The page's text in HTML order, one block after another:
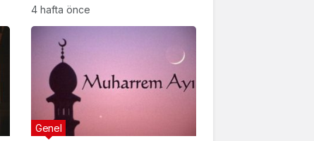
bazıları:
4 hafta önce
Genel